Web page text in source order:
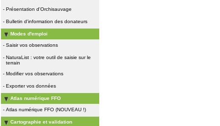
- Présentation d'Orchisauvage
- Bulletin d'information des donateurs
Modes d'emploi
- Saisir vos observations
- NaturaList : votre outil de saisie sur le
terrain
- Modifier vos observations
- Exporter vos données
Atlas numérique FFO
- Atlas numérique FFO (NOUVEAU !)
Cartographie et validation